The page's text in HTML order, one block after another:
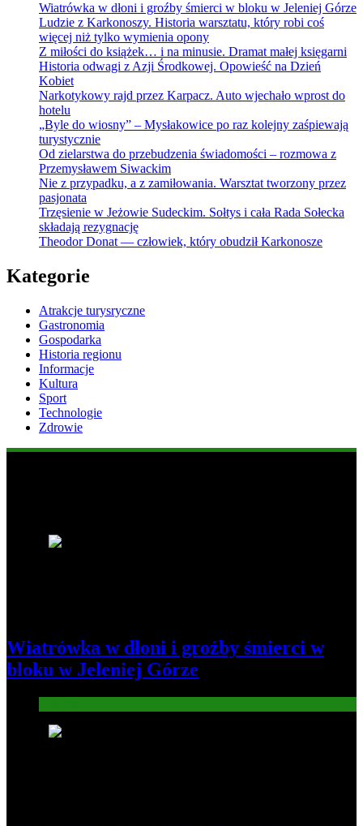
Wiatrówka w dłoni i groźby śmierci w bloku w Jeleniej Górze
Ludzie z Karkonoszy. Historia warsztatu, który robi coś
więcej niż tylko wymienia opony
Z miłości do książek… i na minusie. Dramat małej księgarni
Historia odwagi z Azji Środkowej. Opowieść na Dzień
Kobiet
Narkotykowy rajd przez Karpacz. Auto wjechało wprost do
hotelu
„Byle do wiosny” – Mysłakowice po raz kolejny zaśpiewają
turystycznie
Od zielarstwa do przebudzenia świadomości – rozmowa z
Przemysławem Siwackim
Nie z przypadku, a z zamiłowania. Warsztat tworzony przez
pasjonata
Trzęsienie w Jeżowie Sudeckim. Sołtys i cała Rada Sołecka
składają rezygnację
Theodor Donat — człowiek, który obudził Karkonosze
Kategorie
Atrakcje turysryczne
Gastronomia
Gospodarka
Historia regionu
Informacje
Kultura
Sport
Technologie
Zdrowie
Wiatrówka w dłoni i groźby śmierci w
bloku w Jeleniej Górze